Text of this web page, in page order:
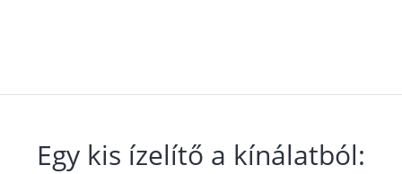
Egy kis ízelítő a kínálatból: